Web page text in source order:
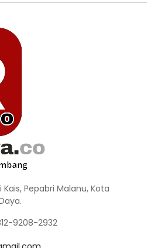
Pepabri Malanu, Kota
9208-2932